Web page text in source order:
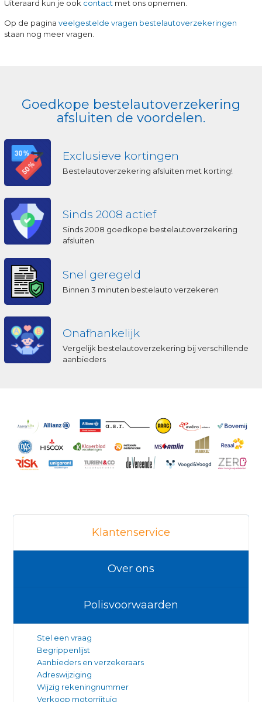
Uiteraard kun je ook contact met ons opnemen.
Op de pagina veelgestelde vragen bestelautoverzekeringen
staan nog meer vragen.
Goedkope bestelautoverzekering
afsluiten de voordelen.
Exclusieve kortingen
Bestelautoverzekering afsluiten met korting!
Sinds 2008 actief
Sinds 2008 goedkope bestelautoverzekering
afsluiten
Snel geregeld
Binnen 3 minuten bestelauto verzekeren
Onafhankelijk
Vergelijk bestelautoverzekering bij verschillende
aanbieders
Klantenservice
Over ons
Polisvoorwaarden
Stel een vraag
Begrippenlijst
Aanbieders en verzekeraars
Adreswijziging
Wijzig rekeningnummer
Verkoop motorrijtuig